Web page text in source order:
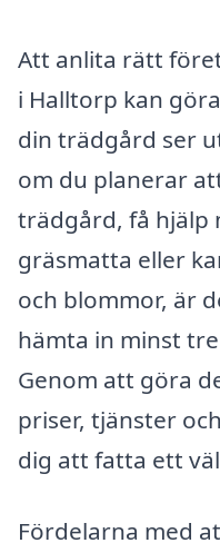
Att anlita rätt
i Halltorp kan
din trädgård ser
om du planerar
trädgård, få hjälp
gräsmatta eller
och blommor, är
hämta in minst
Genom att göra
priser, tjänster
dig att fatta ett
Fördelarna med